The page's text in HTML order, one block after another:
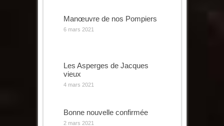
Manœuvre de nos Pompiers
6 mars 2021
Les Asperges de Jacques
vieux
4 mars 2021
Bonne nouvelle confirmée
2 mars 2021